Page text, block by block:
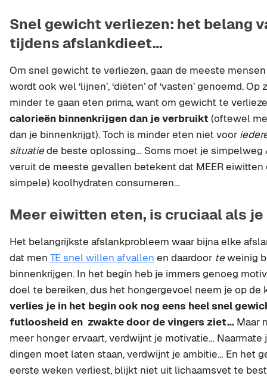
Snel gewicht verliezen: het belang
tijdens afslankdieet…
Om snel gewicht te verliezen, gaan de meeste
wordt ook wel ‘lijnen’, ‘diëten’ of ‘vasten’ genoemd.
minder te gaan eten prima, want om gewicht te
calorieën binnenkrijgen dan je verbruikt(oftewel
dan je binnenkrijgt). Toch is minder eten niet voor
situatiede beste oplossing… Soms moet je simpelweg
veruit de meeste gevallen betekent dat MEER eiwitten
simpele) koolhydraten consumeren…
Meer eiwitten eten, is cruciaal als
Het belangrijkste afslankprobleem waar bijna elke
dat men TE snel willen afvallen en daardoor teweinig
binnenkrijgen. In het begin heb je immers genoeg
doel te bereiken, dus het hongergevoel neem je op de
verlies je in het begin ook nog eens heel snel
futloosheid en zwakte door de vingers ziet… Maar
meer honger ervaart, verdwijnt je motivatie… Naarmate
dingen moet laten staan, verdwijnt je ambitie… En het
eerste weken verliest, blijkt niet uit lichaamsvet te